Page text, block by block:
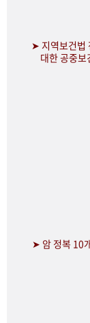
➤ 지역보건법
대한 공중
➤ 암 정복 10